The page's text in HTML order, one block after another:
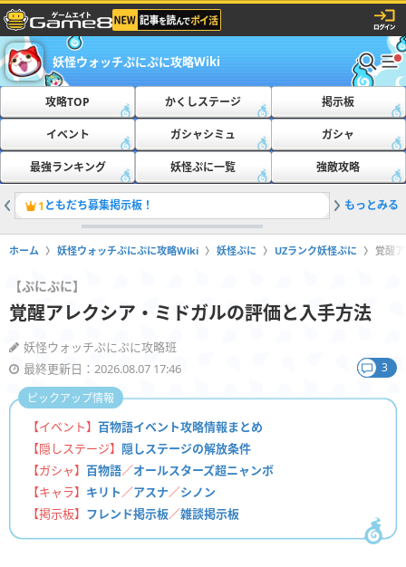
妖怪ウォッチぷにぷに攻略Wiki
攻略TOP かくしステージ 掲示板
イベント ガシャシミュ ガシャ
最強ランキング 妖怪ぷに一覧 強敵攻略
1 ともだち募集掲示板！ 2おたす
もっとみる
ホーム 妖怪ウォッチぷにぷに攻略Wiki 妖怪ぷに UZランク妖怪ぷに 覚醒
【ぷにぷに】
覚醒アレクシア・ミドガルの評価と入手方法
妖怪ウォッチぷにぷに攻略班
最終更新日：2026.08.07 17:46
3
【イベント】 百物語イベント攻略情報まとめ
【隠しステージ】 隠しステージの解放条件
【ガシャ】 百物語／オールスターズ超ニャンボ
【キャラ】 キリト／アスナ／シノン
【掲示板】 フレンド掲示板／雑談掲示板
ピックアップ情報